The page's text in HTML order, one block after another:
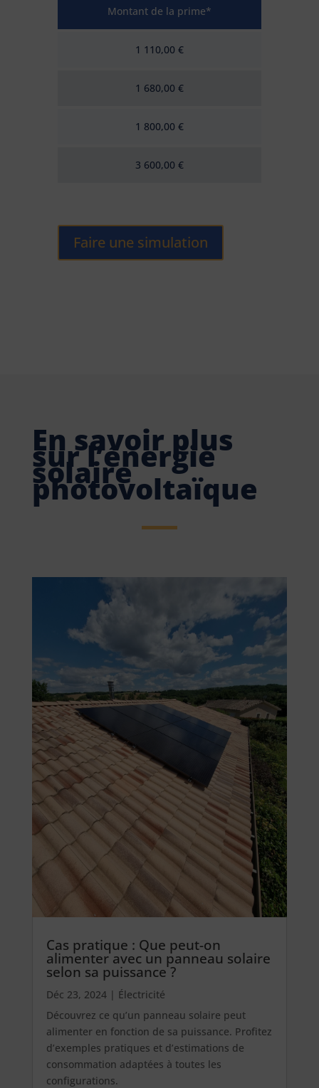
Montant de la prime*
1 110,00 €
1 680,00 €
1 800,00 €
3 600,00 €
Faire une simulation
En savoir plus
sur l’énergie
solaire
photovoltaïque
Cas pratique : Que peut-on
alimenter avec un panneau solaire
selon sa puissance ?
Déc 23, 2024| Électricité
Découvrez ce qu’un panneau solaire peut
alimenter en fonction de sa puissance. Profitez
d’exemples pratiques et d’estimations de
consommation adaptées à toutes les
configurations.